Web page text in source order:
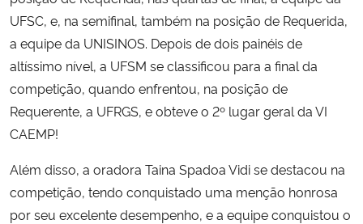
Secretaria de Governo
Gabinete de Segurança Institucional
Advocacia-Geral da União
Planalto
UFSC, e, na semifinal, também na posição de Requerida,
a equipe da UNISINOS. Depois de dois painéis de
altíssimo nível, a UFSM se classificou para a final da
competição, quando enfrentou, na posição de
Requerente, a UFRGS, e obteve o 2º lugar geral da VI
CAEMP!
Além disso, a oradora Taina Spadoa Vidi se destacou na
competição, tendo conquistado uma menção honrosa
por seu excelente desempenho, e a equipe conquistou o